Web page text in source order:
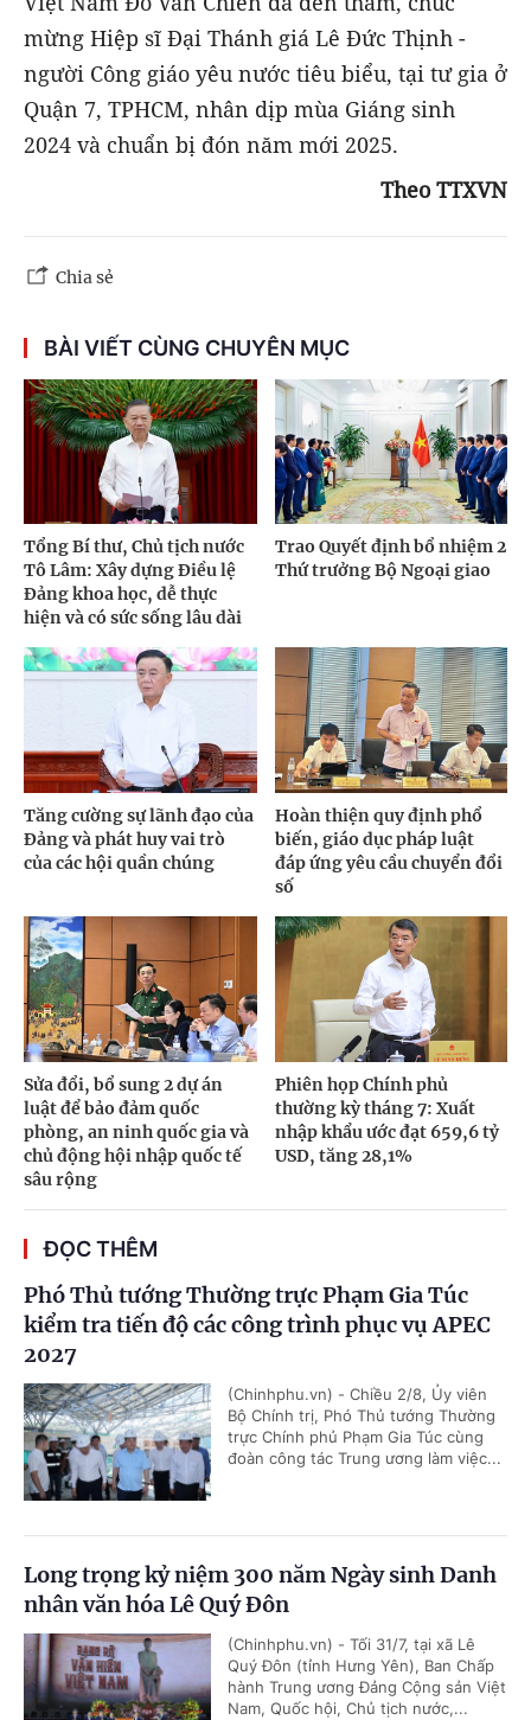
mừng Hiệp sĩ Đại Thánh giá Lê Đức Thịnh -
người Công giáo yêu nước tiêu biểu, tại tư gia ở
Quận 7, TPHCM, nhân dịp mùa Giáng sinh
2024 và chuẩn bị đón năm mới 2025.
Theo TTXVN
Chia sẻ
BÀI VIẾT CÙNG CHUYÊN MỤC
Tổng Bí thư, Chủ tịch nước
Tô Lâm: Xây dựng Điều lệ
Đảng khoa học, dễ thực
hiện và có sức sống lâu dài
Trao Quyết định bổ nhiệm 2
Thứ trưởng Bộ Ngoại giao
Tăng cường sự lãnh đạo của
Đảng và phát huy vai trò
của các hội quần chúng
Hoàn thiện quy định phổ
biến, giáo dục pháp luật
đáp ứng yêu cầu chuyển đổi
số
Sửa đổi, bổ sung 2 dự án
luật để bảo đảm quốc
phòng, an ninh quốc gia và
chủ động hội nhập quốc tế
sâu rộng
Phiên họp Chính phủ
thường kỳ tháng 7: Xuất
nhập khẩu ước đạt 659,6 tỷ
USD, tăng 28,1%
ĐỌC THÊM
Phó Thủ tướng Thường trực Phạm Gia Túc
kiểm tra tiến độ các công trình phục vụ APEC
2027
(Chinhphu.vn) - Chiều 2/8, Ủy viên
Bộ Chính trị, Phó Thủ tướng Thường
trực Chính phủ Phạm Gia Túc cùng
đoàn công tác Trung ương làm việc...
Long trọng kỷ niệm 300 năm Ngày sinh Danh
nhân văn hóa Lê Quý Đôn
(Chinhphu.vn) - Tối 31/7, tại xã Lê
Quý Đôn (tỉnh Hưng Yên), Ban Chấp
hành Trung ương Đảng Cộng sản Việt
Nam, Quốc hội, Chủ tịch nước,...